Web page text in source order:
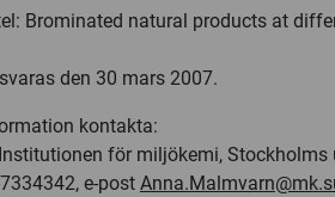
Brominated natural products at
den 30 mars 2007.
kontakta:
för miljökemi, Stockholms
e-post